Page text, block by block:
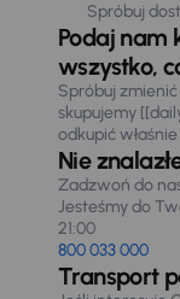
Spróbuj
Podaj nam
wszystko,
Spróbuj
skupujemy
odkupić
Nie
Zadzwoń do
Jesteśmy do
21:00
800 033 000
Transport